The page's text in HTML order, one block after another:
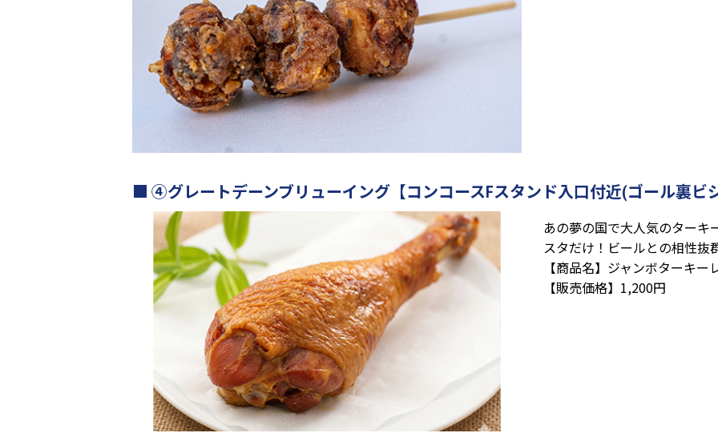
④グレートデーンブリューイング【コンコースFスタンド入口付近(ゴール裏ビ
あの夢の国で大人気のターキ
スタだけ！ビールとの相性抜
【商品名】ジャンボターキー
【販売価格】1,200円